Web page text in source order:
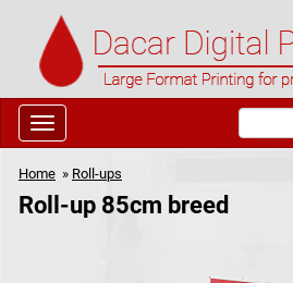
Home » Roll-ups
Roll-up 85cm breed